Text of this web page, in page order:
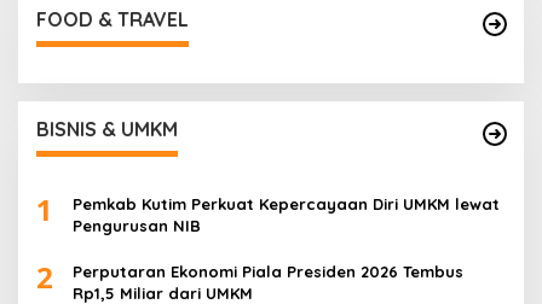
FOOD & TRAVEL
BISNIS & UMKM
1
Pemkab Kutim Perkuat Kepercayaan Diri UMKM lewat
Pengurusan NIB
2
Perputaran Ekonomi Piala Presiden 2026 Tembus
Rp1,5 Miliar dari UMKM